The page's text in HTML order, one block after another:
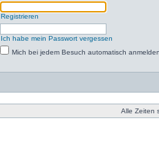
Registrieren
Ich habe mein Passwort vergessen
Mich bei jedem Besuch automatisch anmelden
Alle Zeiten